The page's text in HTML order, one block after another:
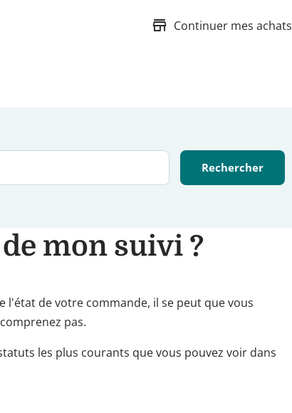
store Continuer mes achats
mon suivi ?
de votre commande, il se peut que vous
pas.
les plus courants que vous pouvez voir dans